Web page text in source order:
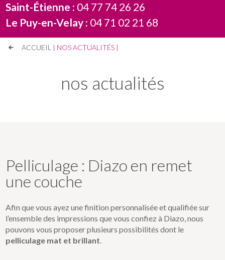
Saint-Étienne : 04 77 74 26 26
Le Puy-en-Velay : 04 71 02 21 68
ACCUEIL | NOS ACTUALITÉS|
nos actualités
Pelliculage : Diazo en remet
une couche
Afin que vous ayez une finition personnalisée et qualifiée sur
l’ensemble des impressions que vous confiez à Diazo, nous
pouvons vous proposer plusieurs possibilités dont le
pelliculage mat et brillant.